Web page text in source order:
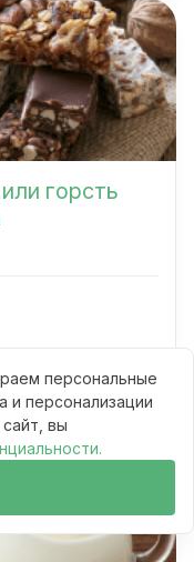
горсть
персональные
и персонализации
вы